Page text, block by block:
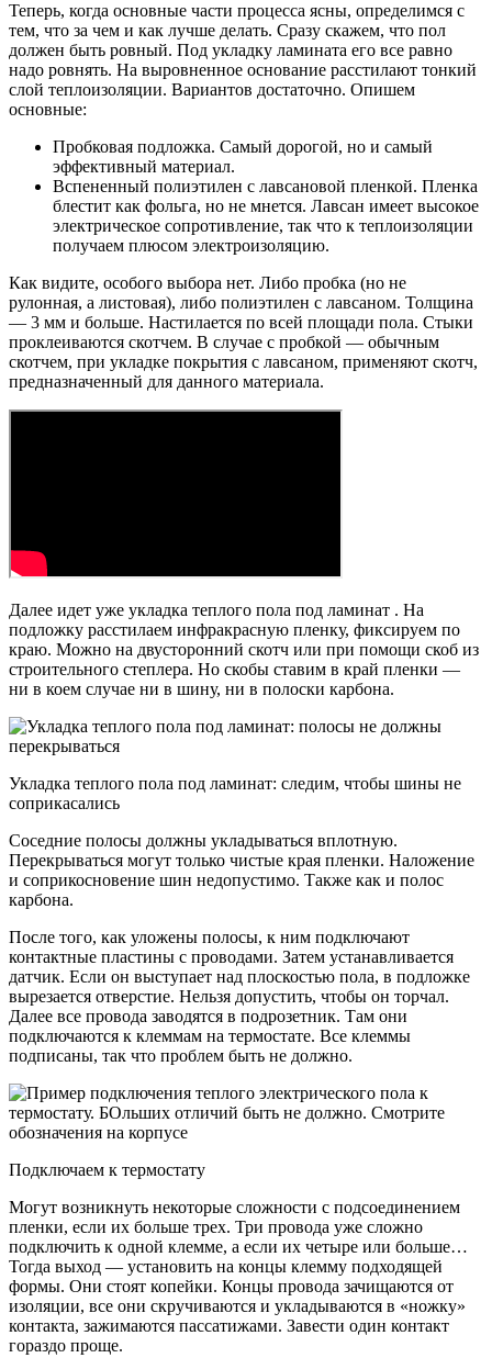
Теперь, когда основные части процесса ясны, определимся с
тем, что за чем и как лучше делать. Сразу скажем, что пол
должен быть ровный. Под укладку ламината его все равно
надо ровнять. На выровненное основание расстилают тонкий
слой теплоизоляции. Вариантов достаточно. Опишем
основные:
Пробковая подложка. Самый дорогой, но и самый
эффективный материал.
Вспененный полиэтилен с лавсановой пленкой. Пленка
блестит как фольга, но не мнется. Лавсан имеет высокое
электрическое сопротивление, так что к теплоизоляции
получаем плюсом электроизоляцию.
Как видите, особого выбора нет. Либо пробка (но не
рулонная, а листовая), либо полиэтилен с лавсаном. Толщина
— 3 мм и больше. Настилается по всей площади пола. Стыки
проклеиваются скотчем. В случае с пробкой — обычным
скотчем, при укладке покрытия с лавсаном, применяют скотч,
предназначенный для данного материала.
Далее идет уже укладка теплого пола под ламинат . На
подложку расстилаем инфракрасную пленку, фиксируем по
краю. Можно на двусторонний скотч или при помощи скоб из
строительного степлера. Но скобы ставим в край пленки —
ни в коем случае ни в шину, ни в полоски карбона.
Укладка теплого пола под ламинат: следим, чтобы шины не
соприкасались
Соседние полосы должны укладываться вплотную.
Перекрываться могут только чистые края пленки. Наложение
и соприкосновение шин недопустимо. Также как и полос
карбона.
После того, как уложены полосы, к ним подключают
контактные пластины с проводами. Затем устанавливается
датчик. Если он выступает над плоскостью пола, в подложке
вырезается отверстие. Нельзя допустить, чтобы он торчал.
Далее все провода заводятся в подрозетник. Там они
подключаются к клеммам на термостате. Все клеммы
подписаны, так что проблем быть не должно.
Подключаем к термостату
Могут возникнуть некоторые сложности с подсоединением
пленки, если их больше трех. Три провода уже сложно
подключить к одной клемме, а если их четыре или больше…
Тогда выход — установить на концы клемму подходящей
формы. Они стоят копейки. Концы провода зачищаются от
изоляции, все они скручиваются и укладываются в «ножку»
контакта, зажимаются пассатижами. Завести один контакт
гораздо проще.